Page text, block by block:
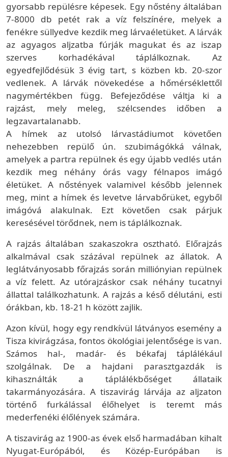
gyorsabb repülésre képesek. Egy nőstény általában
7-8000 db petét rak a víz felszínére, melyek a
fenékre süllyedve kezdik meg lárvaéletüket. A lárvák
az agyagos aljzatba fúrják magukat és az iszap
szerves korhadékával táplálkoznak. Az
egyedfejlődésük 3 évig tart, s közben kb. 20-szor
vedlenek. A lárvák növekedése a hőmérséklettől
nagymértékben függ. Befejeződése váltja ki a
rajzást, mely meleg, szélcsendes időben a
legzavartalanabb.
A hímek az utolsó lárvastádiumot követően
nehezebben repülő ún. szubimágókká válnak,
amelyek a partra repülnek és egy újabb vedlés után
kezdik meg néhány órás vagy félnapos imágó
életüket. A nőstények valamivel később jelennek
meg, mint a hímek és levetve lárvabőrüket, egyből
imágóvá alakulnak. Ezt követően csak párjuk
keresésével törődnek, nem is táplálkoznak.
A rajzás általában szakaszokra osztható. Előrajzás
alkalmával csak százával repülnek az állatok. A
leglátványosabb főrajzás során milliónyian repülnek
a víz felett. Az utórajzáskor csak néhány tucatnyi
állattal találkozhatunk. A rajzás a késő délutáni, esti
órákban, kb. 18-21 h között zajlik.
Azon kívül, hogy egy rendkívül látványos esemény a
Tisza kivirágzása, fontos ökológiai jelentősége is van.
Számos hal-, madár- és békafaj táplálékául
szolgálnak. De a hajdani parasztgazdák is
kihasználták a táplálékbőséget állataik
takarmányozására. A tiszavirág lárvája az aljzaton
történő furkálással élőhelyet is teremt más
mederfenéki élőlények számára.
A tiszavirág az 1900-as évek első harmadában kihalt
Nyugat-Európából, és Közép-Európában is